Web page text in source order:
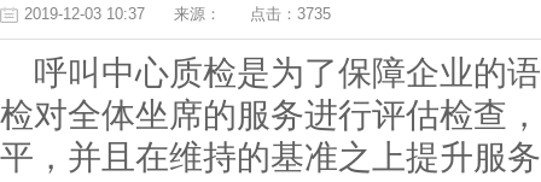
2019-12-03 10:37 来源： 点击：3735
呼叫中心质检是为了保障企业的
检对全体坐席的服务进行评估检查
平，并且在维持的基准之上提升服